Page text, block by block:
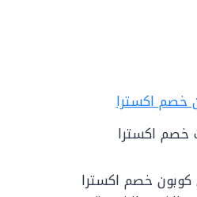
خصم اكسترا
خصم اكسترا